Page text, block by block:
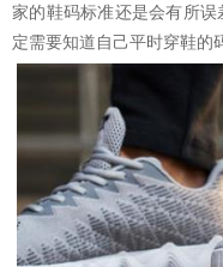
家的鞋码标准还是会有所
定需要知道自己平时穿鞋的